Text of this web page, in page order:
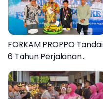
FORKAM PROPPO Tandai
6 Tahun Perjalanan
dengan Peluncuran Mars,
Hymne, dan Buku
Organisasi